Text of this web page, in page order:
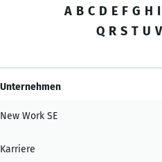
A B C D E F G H I
Q R S T U V
Unternehmen
New Work SE
Karriere